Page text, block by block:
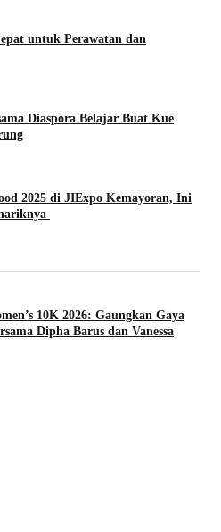
untuk Perawatan dan
Diaspora Belajar Buat Kue
2025 di JIExpo Kemayoran, Ini
10K 2026: Gaungkan Gaya
Dipha Barus dan Vanessa